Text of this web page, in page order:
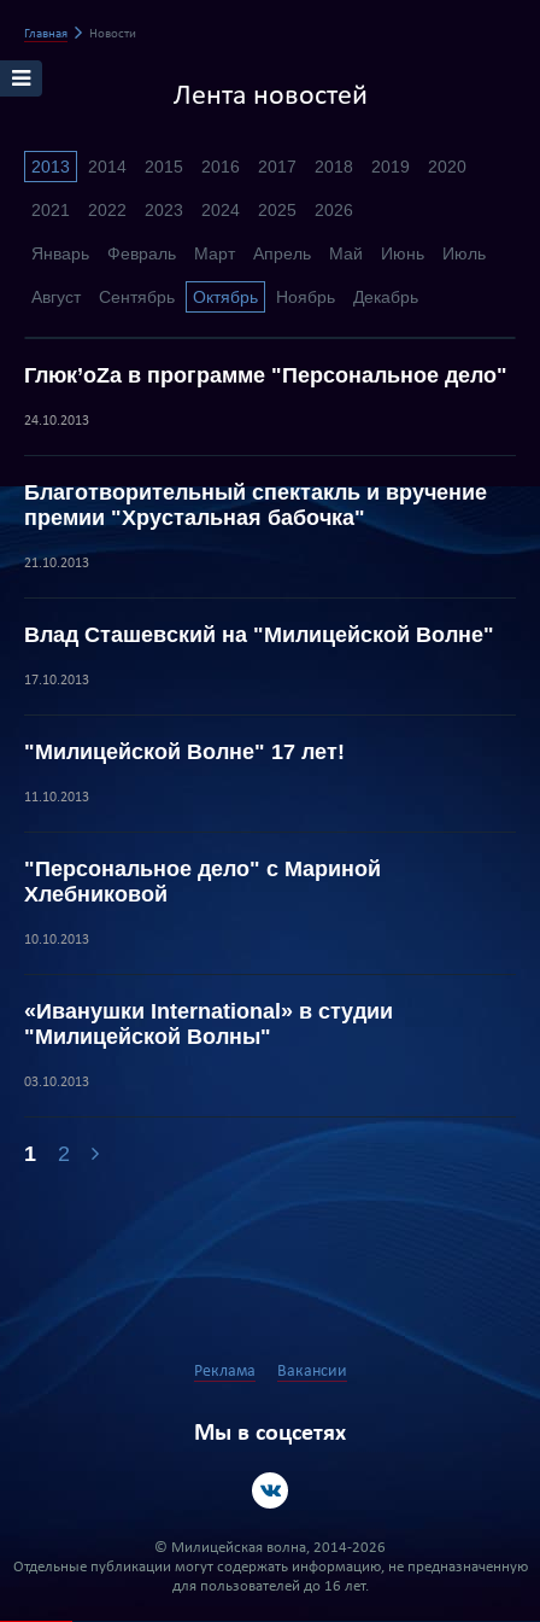
Главная Новости
Лента новостей
2013 2014 2015 2016 2017 2018 2019 2020
2021 2022 2023 2024 2025 2026
Январь Февраль Март Апрель Май Июнь Июль
Август Сентябрь Октябрь Ноябрь Декабрь
Глюк’оZа в программе "Персональное дело"
24.10.2013
Благотворительный спектакль и вручение
премии "Хрустальная бабочка"
21.10.2013
Влад Сташевский на "Милицейской Волне"
17.10.2013
"Милицейской Волне" 17 лет!
11.10.2013
"Персональное дело" с Мариной
Хлебниковой
10.10.2013
«Иванушки International» в студии
"Милицейской Волны"
03.10.2013
1 2
Реклама Вакансии
Мы в соцсетях
© Милицейская волна, 2014-2026
Отдельные публикации могут содержать информацию, не предназначенную
для пользователей до 16 лет.